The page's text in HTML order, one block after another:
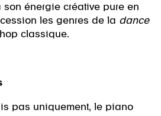
son énergie créative pure en
les genres de la dance
classique.
pas uniquement, le piano